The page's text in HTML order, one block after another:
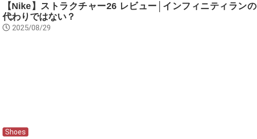
【Nike】ストラクチャー26 レビュー│インフィニティランの
代わりではない？
2025/08/29
Shoes